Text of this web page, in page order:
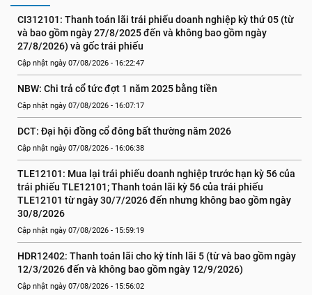
CI312101: Thanh toán lãi trái phiếu doanh nghiệp kỳ thứ 05 (từ
và bao gồm ngày 27/8/2025 đến và không bao gồm ngày
27/8/2026) và gốc trái phiếu
Cập nhật ngày 07/08/2026 - 16:22:47
NBW: Chi trả cổ tức đợt 1 năm 2025 bằng tiền
Cập nhật ngày 07/08/2026 - 16:07:17
DCT: Đại hội đồng cổ đông bất thường năm 2026
Cập nhật ngày 07/08/2026 - 16:06:38
TLE12101: Mua lại trái phiếu doanh nghiệp trước hạn kỳ 56 của
trái phiếu TLE12101; Thanh toán lãi kỳ 56 của trái phiếu
TLE12101 từ ngày 30/7/2026 đến nhưng không bao gồm ngày
30/8/2026
Cập nhật ngày 07/08/2026 - 15:59:19
HDR12402: Thanh toán lãi cho kỳ tính lãi 5 (từ và bao gồm ngày
12/3/2026 đến và không bao gồm ngày 12/9/2026)
Cập nhật ngày 07/08/2026 - 15:56:02